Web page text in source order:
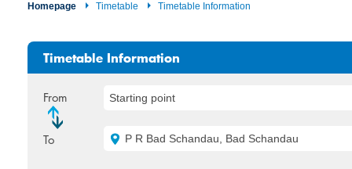
Homepage Timetable Timetable Information
Timetable Information
From
To
Starting point
P R Bad Schandau, Bad Schandau